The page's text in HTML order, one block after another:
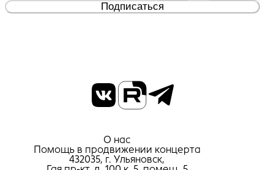
Подписаться
О нас
Помощь в продвижении концерта
432035, г. Ульяновск,